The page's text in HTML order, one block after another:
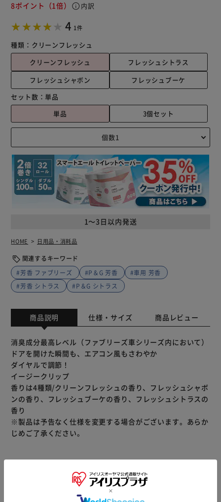
8ポイント （1倍） info 内訳
4 1件
種類： クリーンフレッシュ
クリーンフレッシュ
フレッシュシトラス
フレッシュシャボン
フレッシュブーケ
セット数： 単品
単品
3個セット
1～3日以内発送
HOME 日用品・消耗品
関連するキーワード
#芳香 ファブリーズ
#P＆G 芳香
#車用 芳香
#芳香 シトラス
#P＆G シトラス
商品説明 仕様・サイズ 商品レビュー
消臭成分最高レベル（ファブリーズ車シリーズ内において）
ドアを開けた瞬間も、エアコン風もさわやか
ダイヤルで調節！
イージークリップ
香りは4種類/クリーンフレッシュの香り、フレッシュシャボ
ンの香り、フレッシュブーケの香り、フレッシュシトラスの
香り
※製品は予告なく仕様を変更する場合がございます。あらか
じめご了承ください。
※当商品はお取り寄せ品の為、在庫の確認及び商品のお届け
までお時間を頂く場合がございます。
また、商品がメーカーにて完売となっていた場合、キャンセ